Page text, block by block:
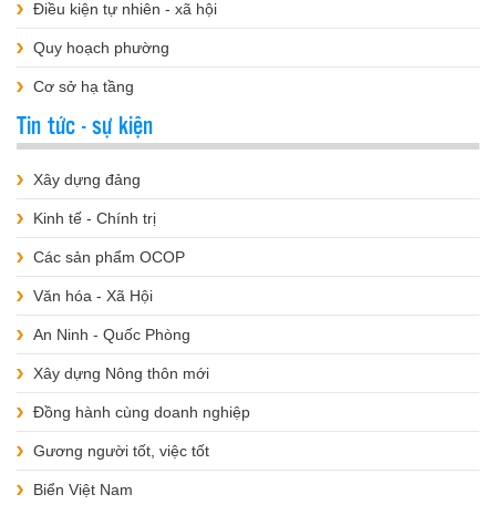
Điều kiện tự nhiên - xã hội
Quy hoạch phường
Cơ sở hạ tầng
Tin tức - sự kiện
Xây dựng đảng
Kinh tế - Chính trị
Các sản phẩm OCOP
Văn hóa - Xã Hội
An Ninh - Quốc Phòng
Xây dựng Nông thôn mới
Đồng hành cùng doanh nghiệp
Gương người tốt, việc tốt
Biển Việt Nam